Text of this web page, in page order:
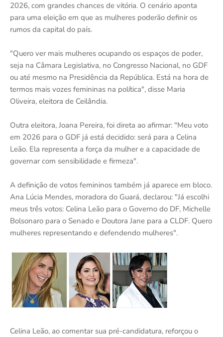
2026, com grandes chances de vitória. O cenário aponta
para uma eleição em que as mulheres poderão definir os
rumos da capital do país.
"Quero ver mais mulheres ocupando os espaços de poder,
seja na Câmara Legislativa, no Congresso Nacional, no GDF
ou até mesmo na Presidência da República. Está na hora de
termos mais vozes femininas na política", disse Maria
Oliveira, eleitora de Ceilândia.
Outra eleitora, Joana Pereira, foi direta ao afirmar: "Meu voto
em 2026 para o GDF já está decidido: será para a Celina
Leão. Ela representa a força da mulher e a capacidade de
governar com sensibilidade e firmeza".
A definição de votos femininos também já aparece em bloco.
Ana Lúcia Mendes, moradora do Guará, declarou: "Já escolhi
meus três votos: Celina Leão para o Governo do DF, Michelle
Bolsonaro para o Senado e Doutora Jane para a CLDF. Quero
mulheres representando e defendendo mulheres".
Celina Leão, ao comentar sua pré-candidatura, reforçou o